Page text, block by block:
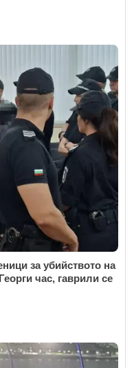
за убийството на
час, гаврили се